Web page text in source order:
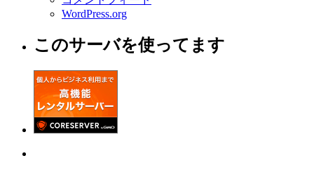
WordPress.org
このサーバを使ってます